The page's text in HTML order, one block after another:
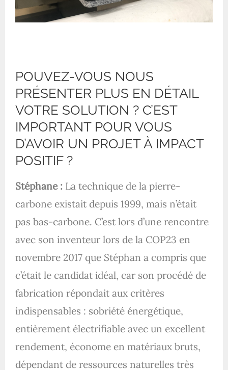
POUVEZ-VOUS NOUS
PRÉSENTER PLUS EN DÉTAIL
VOTRE SOLUTION ? C’EST
IMPORTANT POUR VOUS
D’AVOIR UN PROJET À IMPACT
POSITIF ?
Stéphane : La technique de la pierre-
carbone existait depuis 1999, mais n’était
pas bas-carbone. C’est lors d’une rencontre
avec son inventeur lors de la COP23 en
novembre 2017 que Stéphan a compris que
c’était le candidat idéal, car son procédé de
fabrication répondait aux critères
indispensables : sobriété énergétique,
entièrement électrifiable avec un excellent
rendement, économe en matériaux bruts,
dépendant de ressources naturelles très